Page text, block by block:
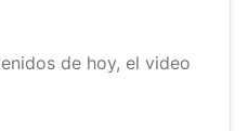
de hoy, el video